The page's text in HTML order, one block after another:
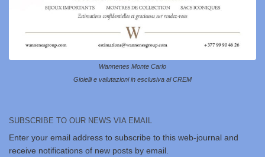
Wannenes Monte Carlo
Gioielli e valutazioni in esclusiva al CREM
SUBSCRIBE TO OUR NEWS VIA EMAIL
Enter your email address to subscribe to this web-journal and
receive notifications of new posts by email.